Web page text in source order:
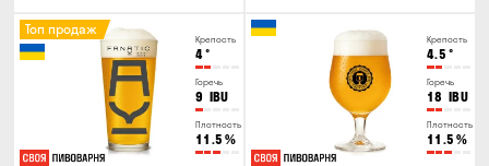
Крепость
4°
Горечь
9 IBU
Плотность
11.5 %
Топ продаж
Крепость
4.5 °
Горечь
18 IBU
Плотность
11.5 %